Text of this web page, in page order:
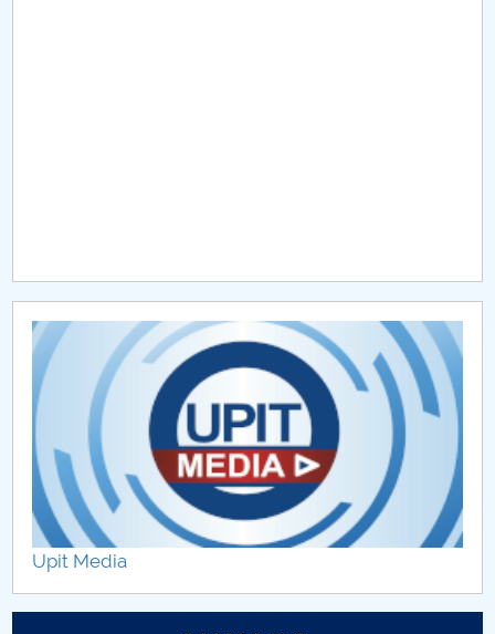
CAR2026
MENIU CANTINA
Burse FMT (CUP)
Cămine și cazări FMT (CUP)
Decontari FMT (CUP)
Tabere studențești FMT (CUP)
Upit Media